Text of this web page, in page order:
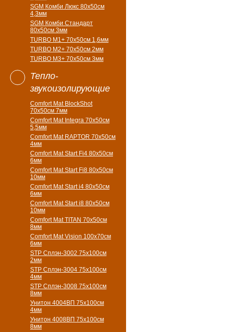
SGM Комби Люкс 80x50см
4,3мм
SGM Комби Стандарт
80x50см 3мм
TURBO M1+ 70х50см 1,6мм
TURBO M2+ 70х50см 2мм
TURBO M3+ 70х50см 3мм
Тепло-
звукоизолирующие
Comfort Mat BlockShot
70х50см 7мм
Comfort Mat Integra 70х50см
5,5мм
Comfort Mat RAPTOR 70х50см
4мм
Comfort Mat Start Fi4 80х50см
6мм
Comfort Mat Start Fi8 80х50см
10мм
Comfort Mat Start i4 80х50см
6мм
Comfort Mat Start i8 80х50см
10мм
Comfort Mat TITAN 70х50см
8мм
Comfort Mat Vision 100х70см
6мм
STP Сплэн-3002 75х100см
2мм
STP Сплэн-3004 75х100см
4мм
STP Сплэн-3008 75х100см
8мм
Унитон 4004ВП 75х100см
4мм
Унитон 4008ВП 75х100см
8мм